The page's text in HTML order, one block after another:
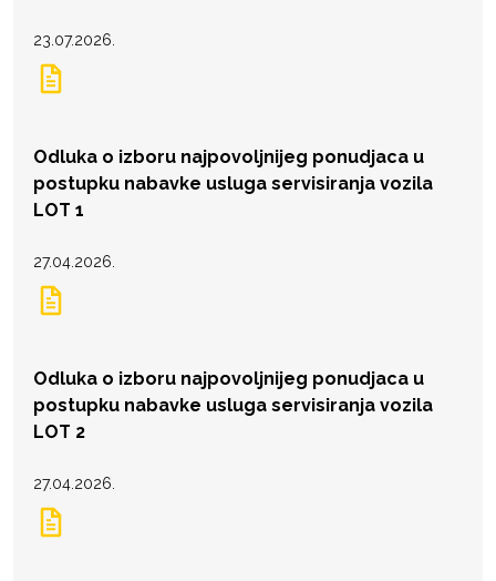
23.07.2026.
Odluka o izboru najpovoljnijeg ponudjaca u
postupku nabavke usluga servisiranja vozila
LOT 1
27.04.2026.
Odluka o izboru najpovoljnijeg ponudjaca u
postupku nabavke usluga servisiranja vozila
LOT 2
27.04.2026.